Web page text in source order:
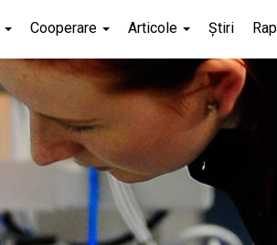
Cooperare Articole Știri